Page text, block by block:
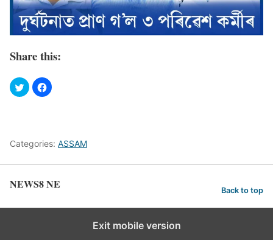
Share this:
Categories: ASSAM
NEWS8 NE Back to top
Exit mobile version